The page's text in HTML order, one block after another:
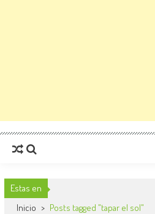
Estas en
Inicio > Posts tagged "tapar el sol"